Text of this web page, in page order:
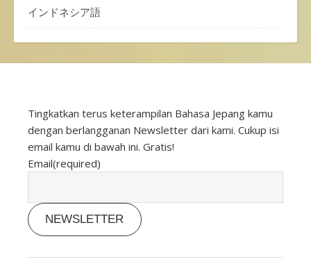
インドネシア語
Tingkatkan terus keterampilan Bahasa Jepang kamu
dengan berlangganan Newsletter dari kami. Cukup isi
email kamu di bawah ini. Gratis!
Email(required)
NEWSLETTER